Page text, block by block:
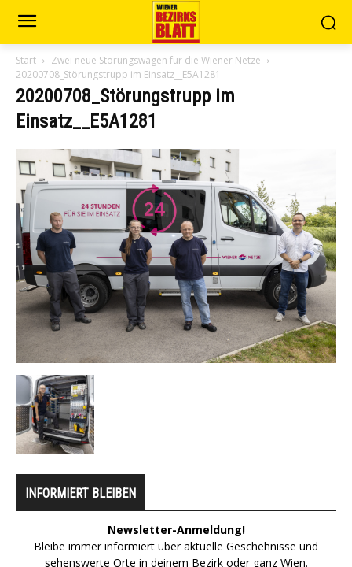
Start
Zwei neue Störungswagen für die Wiener Netze
20200708_Störungstrupp im Einsatz__E5A1281
20200708_Störungstrupp im
Einsatz__E5A1281
INFORMIERT BLEIBEN
Newsletter-Anmeldung!
Bleibe immer informiert über aktuelle Geschehnisse und
sehenswerte Orte in deinem Bezirk oder ganz Wien.